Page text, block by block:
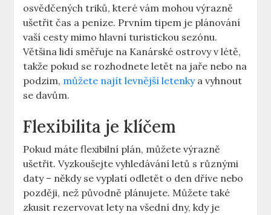
osvědčených triků, které vám mohou výrazně
ušetřit čas a peníze. Prvním tipem je plánování
vaší cesty mimo hlavní turistickou sezónu.
Většina lidí směřuje na Kanárské ostrovy v létě,
takže pokud se rozhodnete letět na jaře nebo na
podzim, můžete najít levnější letenkya vyhnout
se davům.
Flexibilita je klíčem
Pokud máte flexibilní plán, můžete výrazně
ušetřit. Vyzkoušejte vyhledávání letů s různými
daty – někdy se vyplatí odletět o den dříve nebo
později, než původně plánujete. Můžete také
zkusit rezervovat lety na všední dny, kdy je